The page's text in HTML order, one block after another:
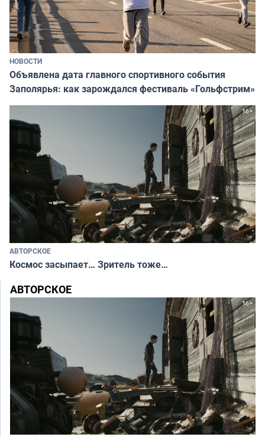
НОВОСТИ
Объявлена дата главного спортивного события
Заполярья: как зарождался фестиваль «Гольфстрим»
АВТОРСКОЕ
Космос засыпает… Зритель тоже…
АВТОРСКОЕ